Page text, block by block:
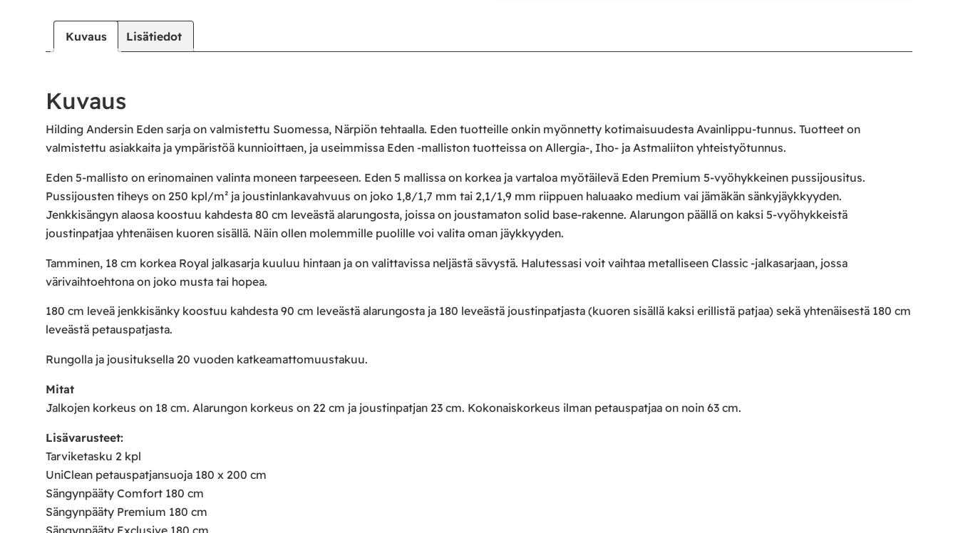
Kuvaus Lisätiedot
Kuvaus
Hilding Andersin Eden sarja on valmistettu Suomessa, Närpiön tehtaalla. Eden tuotteille onkin myönnetty kotimaisuudesta Avainlippu-tunnus. Tuotteet on
valmistettu asiakkaita ja ympäristöä kunnioittaen, ja useimmissa Eden -malliston tuotteissa on Allergia-, Iho- ja Astmaliiton yhteistyötunnus.
Eden 5-mallisto on erinomainen valinta moneen tarpeeseen. Eden 5 mallissa on korkea ja vartaloa myötäilevä Eden Premium 5-vyöhykkeinen pussijousitus.
Pussijousten tiheys on 250 kpl/m² ja joustinlankavahvuus on joko 1,8/1,7 mm tai 2,1/1,9 mm riippuen haluaako medium vai jämäkän sänkyjäykkyyden.
Jenkkisängyn alaosa koostuu kahdesta 80 cm leveästä alarungosta, joissa on joustamaton solid base-rakenne. Alarungon päällä on kaksi 5-vyöhykkeistä
joustinpatjaa yhtenäisen kuoren sisällä. Näin ollen molemmille puolille voi valita oman jäykkyyden.
Tamminen, 18 cm korkea Royal jalkasarja kuuluu hintaan ja on valittavissa neljästä sävystä. Halutessasi voit vaihtaa metalliseen Classic -jalkasarjaan, jossa
värivaihtoehtona on joko musta tai hopea.
180 cm leveä jenkkisänky koostuu kahdesta 90 cm leveästä alarungosta ja 180 leveästä joustinpatjasta (kuoren sisällä kaksi erillistä patjaa) sekä yhtenäisestä 180 cm
leveästä petauspatjasta.
Rungolla ja jousituksella 20 vuoden katkeamattomuustakuu.
Mitat
Jalkojen korkeus on 18 cm. Alarungon korkeus on 22 cm ja joustinpatjan 23 cm. Kokonaiskorkeus ilman petauspatjaa on noin 63 cm.
Lisävarusteet:
Tarviketasku 2 kpl
UniClean petauspatjansuoja 180 x 200 cm
Sängynpääty Comfort 180 cm
Sängynpääty Premium 180 cm
Sängynpääty Exclusive 180 cm